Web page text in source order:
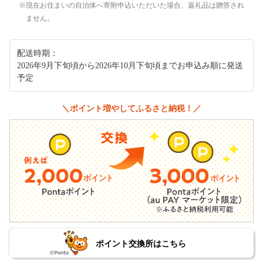
現在お住まいの自治体へ寄附申込いただいた場合、返礼品は贈答され
ません。
配送時期：
2026年9月下旬頃から2026年10月下旬頃までお申込み順に発送
予定
＼ポイント増やしてふるさと納税！／
ポイント交換所はこちら